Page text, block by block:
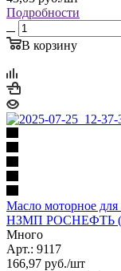
Подробности
В корзину
Масло моторное
НЗМП РОСНЕФТЬ
Много
Арт.: 9117
166,97 руб./шт